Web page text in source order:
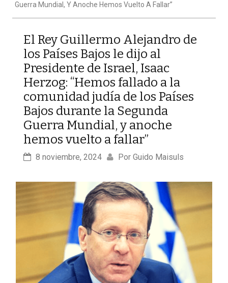
Guerra Mundial, Y Anoche Hemos Vuelto A Fallar”
El Rey Guillermo Alejandro de
los Países Bajos le dijo al
Presidente de Israel, Isaac
Herzog: “Hemos fallado a la
comunidad judía de los Países
Bajos durante la Segunda
Guerra Mundial, y anoche
hemos vuelto a fallar”
8 noviembre, 2024 Por Guido Maisuls